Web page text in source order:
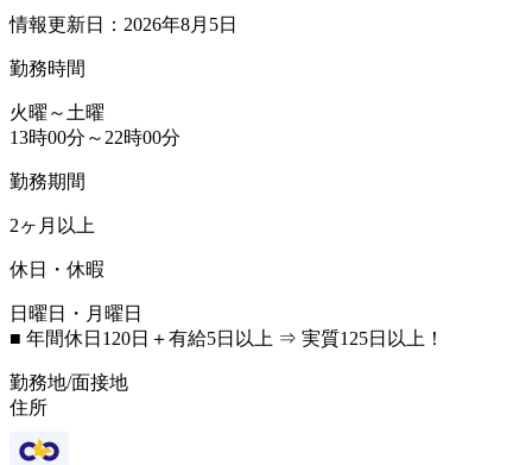
情報更新日：2026年8月5日
勤務時間
火曜～土曜
13時00分～22時00分
勤務期間
2ヶ月以上
休日・休暇
日曜日・月曜日
■ 年間休日120日＋有給5日以上 ⇒ 実質125日以上！
勤務地/面接地
住所